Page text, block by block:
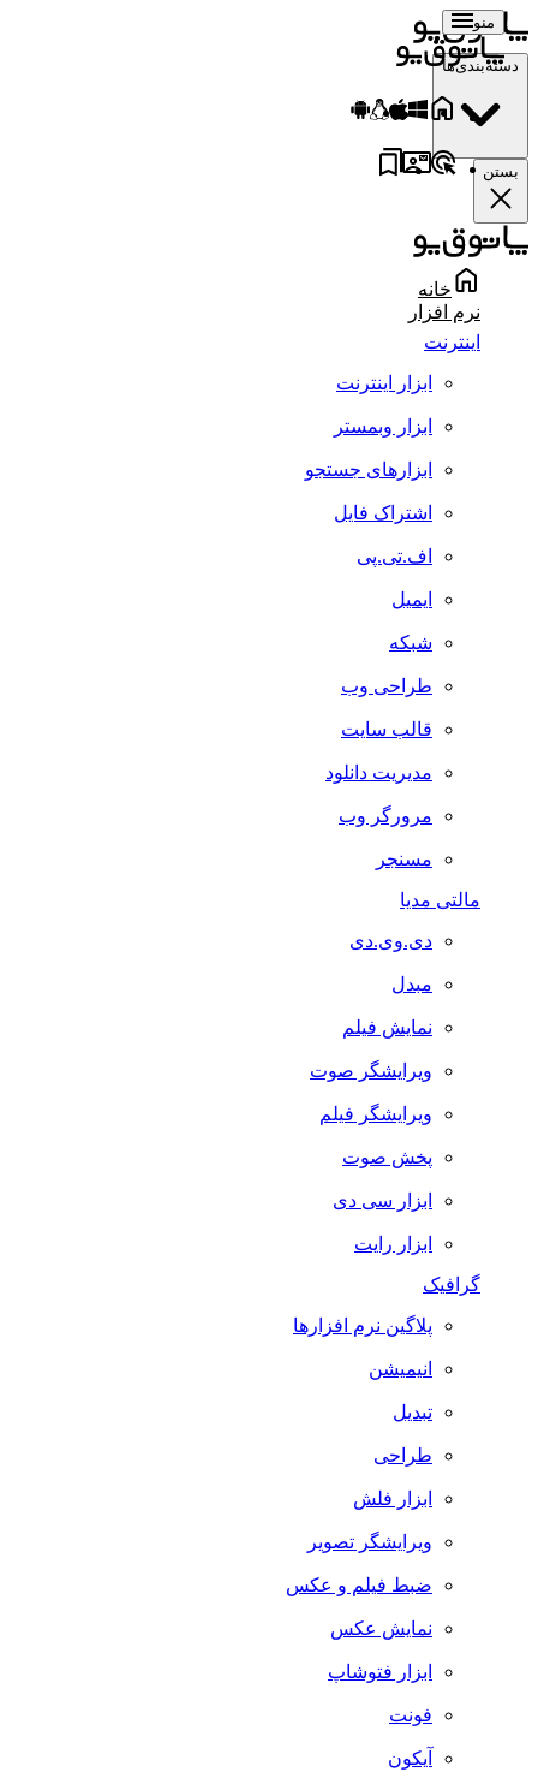
منو
دسته‌بندی‌ها
بستن
خانه
نرم افزار
اینترنت
ابزار اینترنت
ابزار وبمستر
ابزارهای جستجو
اشتراک فایل
اف.تی.پی
ایمیل
شبکه
طراحی وب
قالب سایت
مدیریت دانلود
مرورگر وب
مسنجر
مالتی مدیا
دی.وی.دی
مبدل
نمایش فیلم
ویرایشگر صوت
ویرایشگر فیلم
پخش صوت
ابزار سی دی
ابزار رایت
گرافیک
پلاگین نرم افزارها
انیمیشن
تبدیل
طراحی
ابزار فلش
ویرایشگر تصویر
ضبط فيلم و عكس
نمایش عکس
ابزار فتوشاپ
فونت
آیکون